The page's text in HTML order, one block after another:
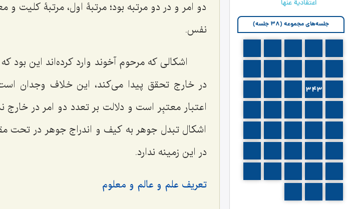
اعتقادية عنها
جلسه‌های مجموعه (38 جلسه)
343
دو امر و در دو مرتبه بود؛ مرتبۀ اول، مرتبۀ کلیت
نفس.
اشکالى که مرحوم آخوند وارد کرده‌اند این
در خارج تحقق پیدا مى‌کند، این خلاف وجدان
اعتبار معتبِر است و دلالت بر تعدد دو امر در
اشکال تبدل جوهر به کیف و اندراج جوهر در تحت
در این زمینه ندارد.
تعریف علم و عالم و معلوم